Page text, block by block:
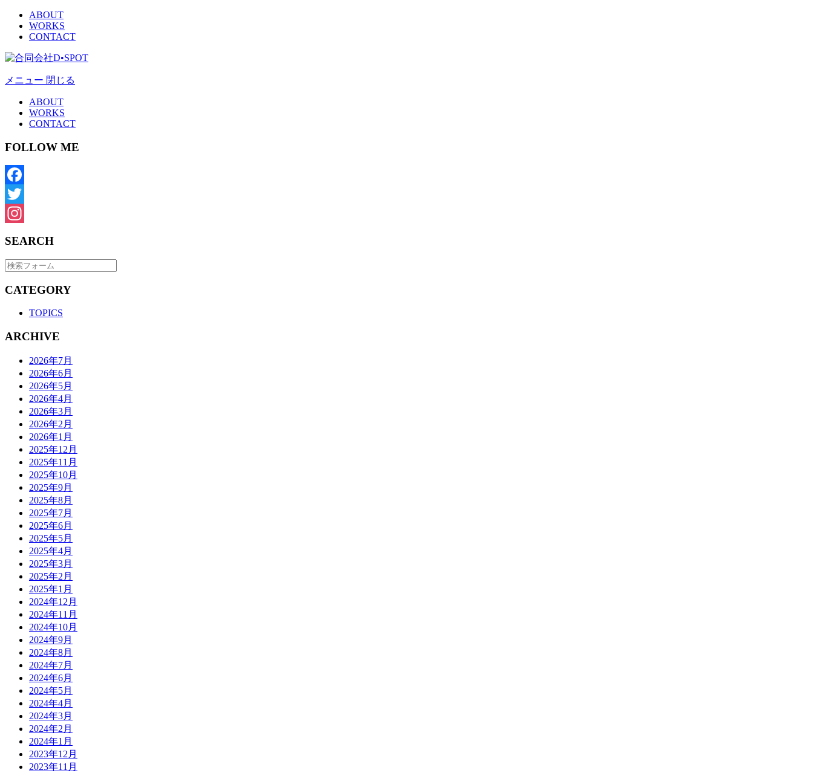
ABOUT
WORKS
CONTACT
メニュー 閉じる
ABOUT
WORKS
CONTACT
FOLLOW ME
Facebook
Twitter
SEARCH
CATEGORY
TOPICS
ARCHIVE
2026年7月
2026年6月
2026年5月
2026年4月
2026年3月
2026年2月
2026年1月
2025年12月
2025年11月
2025年10月
2025年9月
2025年8月
2025年7月
2025年6月
2025年5月
2025年4月
2025年3月
2025年2月
2025年1月
2024年12月
2024年11月
2024年10月
2024年9月
2024年8月
2024年7月
2024年6月
2024年5月
2024年4月
2024年3月
2024年2月
2024年1月
2023年12月
2023年11月